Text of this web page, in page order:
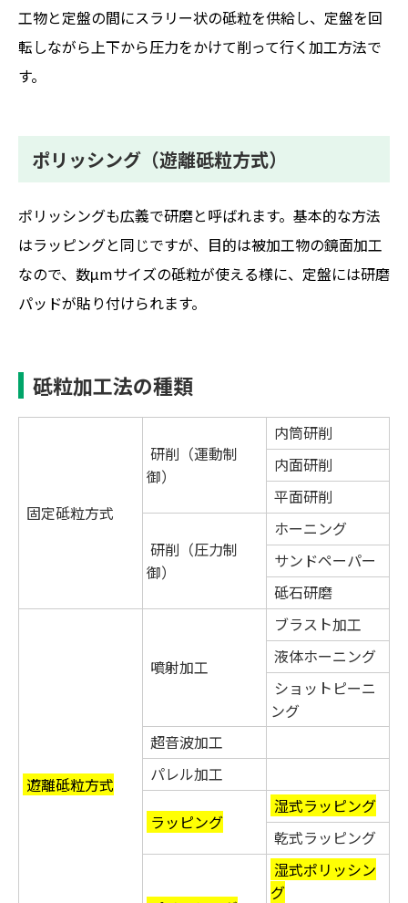
工物と定盤の間にスラリー状の砥粒を供給し、定盤を回
転しながら上下から圧力をかけて削って行く加工方法で
す。
ポリッシング（遊離砥粒方式）
ポリッシングも広義で研磨と呼ばれます。基本的な方法
はラッピングと同じですが、目的は被加工物の鏡面加工
なので、数μmサイズの砥粒が使える様に、定盤には研磨
パッドが貼り付けられます。
砥粒加工法の種類
固定砥粒方式
研削（運動制
御）
内筒研削
内面研削
平面研削
研削（圧力制
御）
ホーニング
サンドペーパー
砥石研磨
遊離砥粒方式
噴射加工
ブラスト加工
液体ホーニング
ショットピーニ
ング
超音波加工
パレル加工
ラッピング
湿式ラッピング
乾式ラッピング
湿式ポリッシン
グ